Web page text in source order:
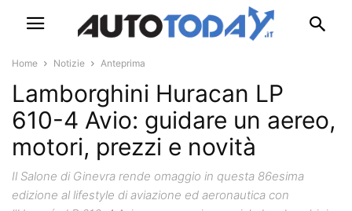
Home Notizie Anteprima
Lamborghini Huracan LP
610-4 Avio: guidare un aereo,
motori, prezzi e novità
Il Salone di Ginevra rende omaggio in questa 86esima
edizione al lifestyle di aviazione ed aeronautica con